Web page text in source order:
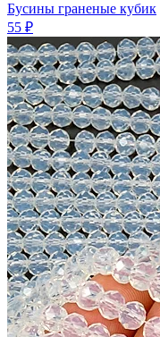
Бусины граненые кубик
55 ₽